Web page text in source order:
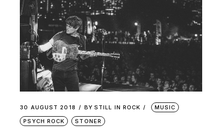
30 AUGUST 2018 BY STILL IN ROCK
MUSIC
PSYCH ROCK
STONER